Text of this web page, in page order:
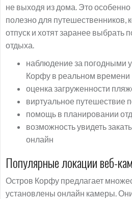
не выходя из дома. Это особенно
полезно для путешественников,
отпуск и хотят заранее выбрать
отдыха.
наблюдение за погодными
Корфу в реальном времени
оценка загруженности
виртуальное путешествие
помощь в планировании
возможность увидеть
онлайн
Популярные локации веб-
Остров Корфу предлагает
установлены онлайн камеры.